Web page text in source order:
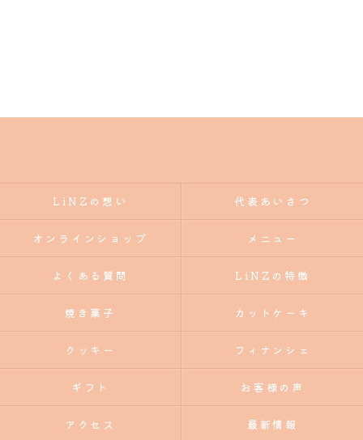
LiNZの想い 代表あいさつ
オンラインショップ メニュー
よくある質問 LiNZの特徴
焼き菓子 カットケーキ
クッキー フィナンシェ
ギフト お客様の声
アクセス 最新情報